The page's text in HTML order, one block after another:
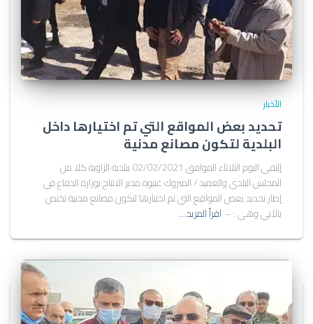
الأخبار
تحديد بعض المواقع التي تم اختيارها داخل
البلدية لتكون مصانع مدنية
إلتقى اليوم الثلاثاء الموافق 02/02/2021 ببلدية الزاوية كلا من
المجلس البلدي والعميد / المبروك غنيوة مدير الانتاج بوزارة الدفاع في
إطار تحديد بعض المواقع التي تم اختيارها لتكون مصانع مدنية تختص
بالآتي وهي : – اقرأ المزيد…